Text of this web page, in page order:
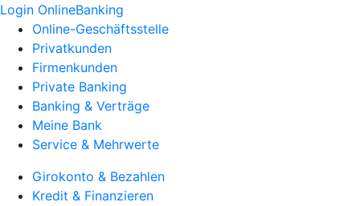
Login OnlineBanking
Online-Geschäftsstelle
Privatkunden
Firmenkunden
Private Banking
Banking & Verträge
Meine Bank
Service & Mehrwerte
Girokonto & Bezahlen
Kredit & Finanzieren